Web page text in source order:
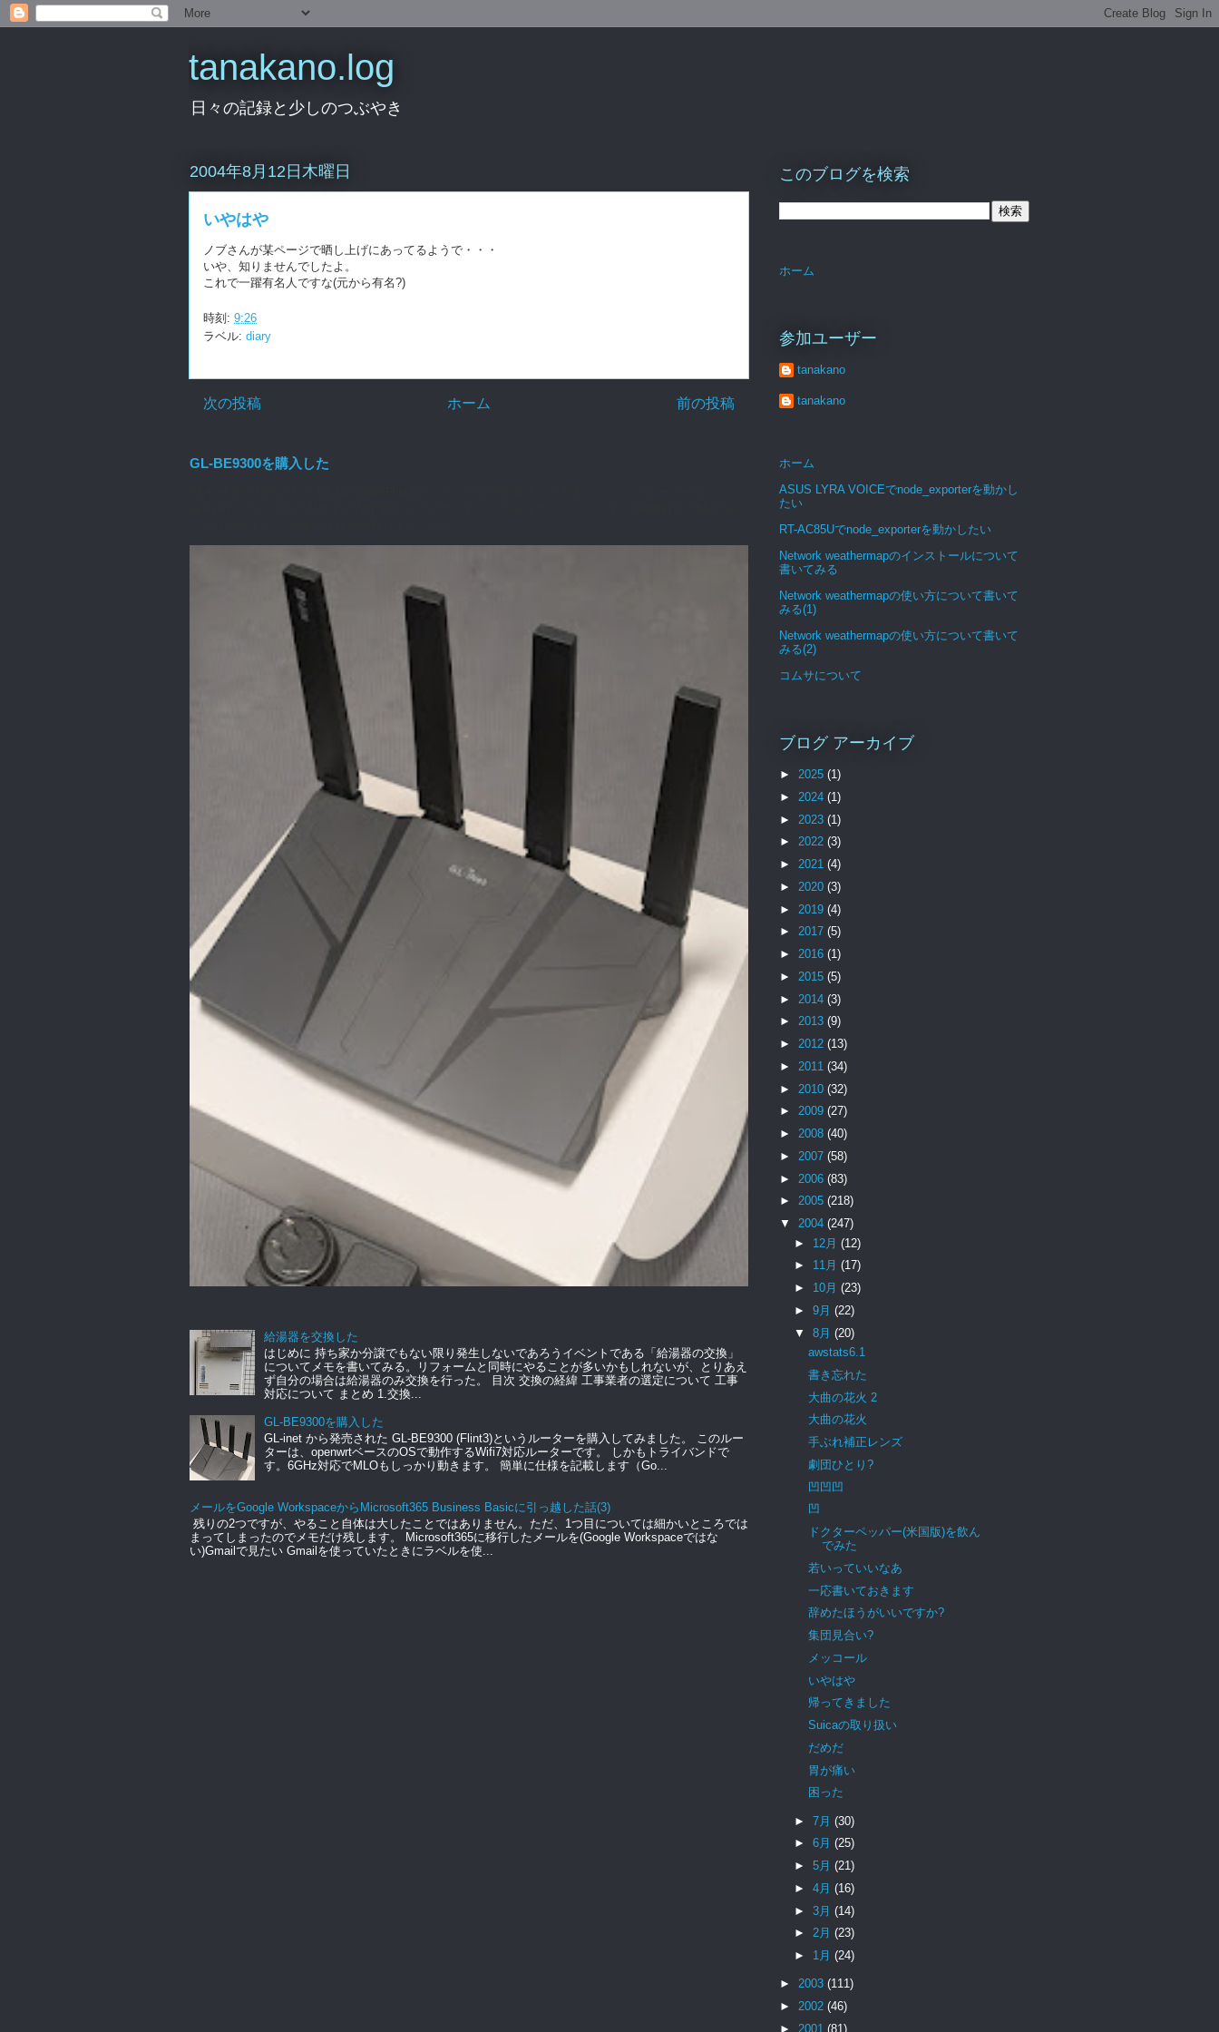
tanakano.log
日々の記録と少しのつぶやき
2004年8月12日木曜日
いやはや
ノブさんが某ページで晒し上げにあってるようで・・・
いや、知りませんでしたよ。
これで一躍有名人ですな(元から有名?)
時刻: 9:26
ラベル: diary
次の投稿 前の投稿
ホーム
GL-BE9300を購入した
給湯器を交換した
はじめに 持ち家か分譲でもない限り発生しないであろうイベントである「給湯器の交換」
についてメモを書いてみる。リフォームと同時にやることが多いかもしれないが、とりあえ
ず自分の場合は給湯器のみ交換を行った。 目次 交換の経緯 工事業者の選定について 工事
対応について まとめ 1.交換...
GL-BE9300を購入した
GL-inet から発売された GL-BE9300 (Flint3)というルーターを購入してみました。 このルー
ターは、openwrtベースのOSで動作するWifi7対応ルーターです。 しかもトライバンドで
す。6GHz対応でMLOもしっかり動きます。 簡単に仕様を記載します（Go...
メールをGoogle WorkspaceからMicrosoft365 Business Basicに引っ越した話(3)
残りの2つですが、やること自体は大したことではありません。ただ、1つ目については細かいところでは
まってしまったのでメモだけ残します。 Microsoft365に移行したメールを(Google Workspaceではな
い)Gmailで見たい Gmailを使っていたときにラベルを使...
このブログを検索
ホーム
参加ユーザー
tanakano
tanakano
ホーム
ASUS LYRA VOICEでnode_exporterを動かし
たい
RT-AC85Uでnode_exporterを動かしたい
Network weathermapのインストールについて
書いてみる
Network weathermapの使い方について書いて
みる(1)
Network weathermapの使い方について書いて
みる(2)
コムサについて
ブログ アーカイブ
► 2025 (1)
► 2024 (1)
► 2023 (1)
► 2022 (3)
► 2021 (4)
► 2020 (3)
► 2019 (4)
► 2017 (5)
► 2016 (1)
► 2015 (5)
► 2014 (3)
► 2013 (9)
► 2012 (13)
► 2011 (34)
► 2010 (32)
► 2009 (27)
► 2008 (40)
► 2007 (58)
► 2006 (83)
► 2005 (218)
▼ 2004 (247)
► 12月 (12)
► 11月 (17)
► 10月 (23)
► 9月 (22)
▼ 8月 (20)
awstats6.1
書き忘れた
大曲の花火 2
大曲の花火
手ぶれ補正レンズ
劇団ひとり?
凹凹凹
凹
ドクターペッパー(米国版)を飲ん
でみた
若いっていいなあ
一応書いておきます
辞めたほうがいいですか?
集団見合い?
メッコール
いやはや
帰ってきました
Suicaの取り扱い
だめだ
胃が痛い
困った
► 7月 (30)
► 6月 (25)
► 5月 (21)
► 4月 (16)
► 3月 (14)
► 2月 (23)
► 1月 (24)
► 2003 (111)
► 2002 (46)
► 2001 (81)